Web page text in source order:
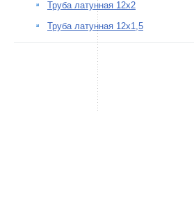
Труба латунная 12х2
Труба латунная 12х1,5